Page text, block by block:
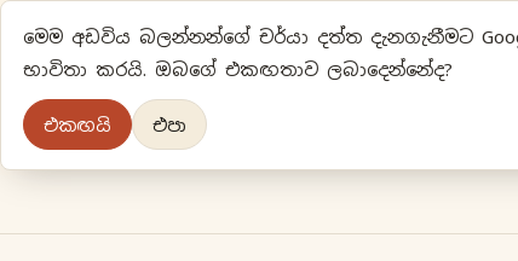
මෙම අඩවිය බලන්නන්ගේ චර්යා දත්ත දැනගැනීමට
භාවිතා කරයි. ඔබගේ එකඟතාව ලබාදෙන්නේද?
එකඟයි එපා